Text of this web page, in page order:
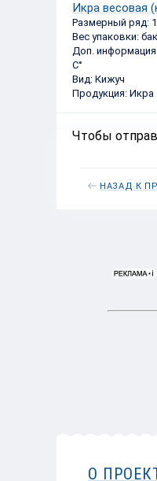
Икра весовая
Размерный ряд:
Вес упаковки: бак
Доп.
С°
Вид: Кижуч
Продукция: Икра
Чтобы
НАЗАД К
О